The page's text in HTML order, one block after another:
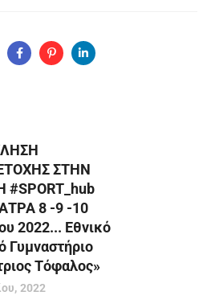
ΣΤΗΝ
#SPORT_hub
8 -9 -10
2022... Εθνικό
Γυµναστήριο
Τόφαλος»
2022